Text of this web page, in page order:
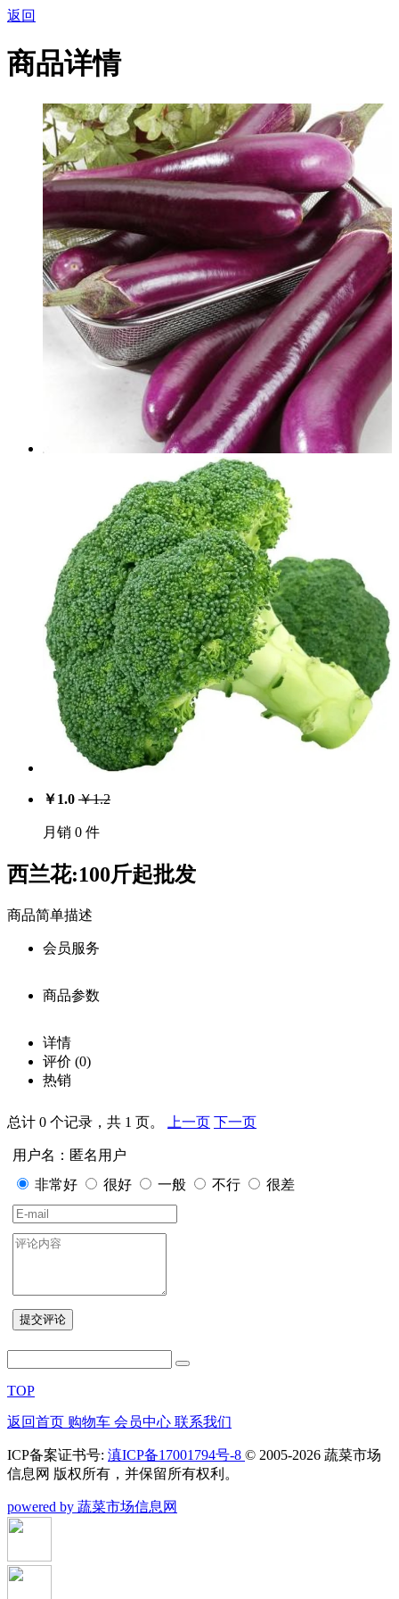
返回
商品详情
￥1.0 ￥1.2
月销 0 件
西兰花:100斤起批发
商品简单描述
会员服务
会员享受服务
注册用户：￥
微信用户：￥
QQ用户：￥
购买此商品可使用：100积分
确定
商品参数
商品详细参数
商品名称：
西兰花:100斤起批发
商品编号：
ecs000008
商品品牌：
2017-07-26
商品重量：
确定 -
详情
评价 (0)
热销
总计 0 个记录，共 1 页。 上一页 下一页
用户名：匿名用户
非常好
很好 一般 不行 很差
TOP
返回首页 购物车 会员中心 联系我们
ICP备案证书号: 滇ICP备17001794号-8 © 2005-2026 蔬菜市场
信息网 版权所有，并保留所有权利。
powered by 蔬菜市场信息网